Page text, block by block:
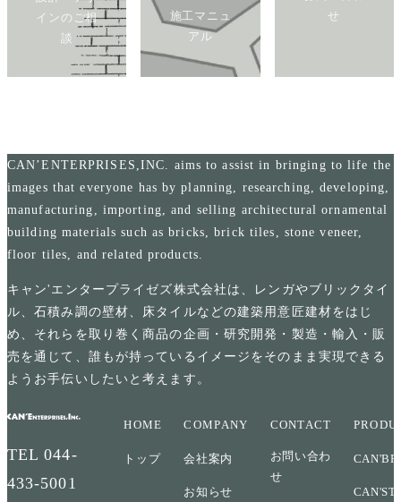
インのご相
談
施工マニュ
アル
せ
CAN’ENTERPRISES,INC. aims to assist in bringing to life the
images that everyone has by planning, researching, developing,
manufacturing, importing, and selling architectural ornamental
building materials such as bricks, brick tiles, stone veneer,
floor tiles, and related products.
キャン'エンタープライゼズ株式会社は、レンガやブリックタイ
ル、石積み調の壁材、床タイルなどの建築用意匠建材をはじ
め、それらを取り巻く商品の企画・研究開発・製造・輸入・販
売を通じて、誰もが持っているイメージをそのまま実現できる
ようお手伝いしたいと考えます。
TEL044-
433-5001
HOME
トップ
COMPANY
会社案内
お知らせ
CONTACT
お問い合わ
せ